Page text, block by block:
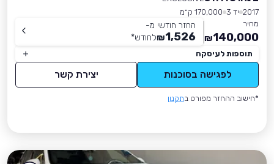
2017 יד 3
170,000 ק״מ
מחיר
140,000
₪
החזר חודשי מ-
1,526
₪לחודש*
תוספות לעיסקה
לפגישה בסוכנות יצירת קשר
*חישוב ההחזר מפורט בתקנון